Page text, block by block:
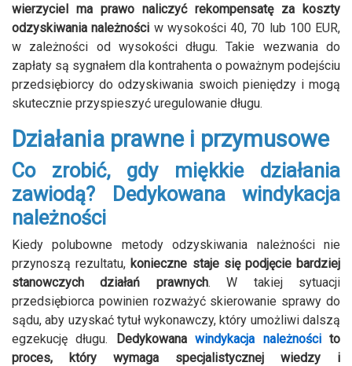
wierzyciel ma prawo naliczyć rekompensatę za koszty
odzyskiwania należności w wysokości 40, 70 lub 100 EUR,
w zależności od wysokości długu. Takie wezwania do
zapłaty są sygnałem dla kontrahenta o poważnym podejściu
przedsiębiorcy do odzyskiwania swoich pieniędzy i mogą
skutecznie przyspieszyć uregulowanie długu.
Działania prawne i przymusowe
Co zrobić, gdy miękkie działania
zawiodą? Dedykowana windykacja
należności
Kiedy polubowne metody odzyskiwania należności nie
przynoszą rezultatu, konieczne staje się podjęcie bardziej
stanowczych działań prawnych. W takiej sytuacji
przedsiębiorca powinien rozważyć skierowanie sprawy do
sądu, aby uzyskać tytuł wykonawczy, który umożliwi dalszą
egzekucję długu.
Dedykowanawindykacja należnościto
proces, który wymaga specjalistycznej wiedzy i